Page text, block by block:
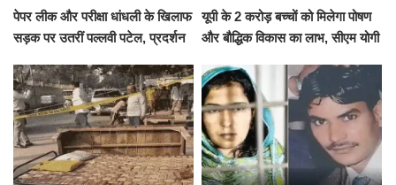
पेपर लीक और परीक्षा धांधली के खिलाफ
सड़क पर उतरीं पल्लवी पटेल, प्रदर्शन
यूपी के 2 करोड़ बच्चों को मिलेगा पोषण
और बौद्धिक विकास का लाभ, सीएम योगी